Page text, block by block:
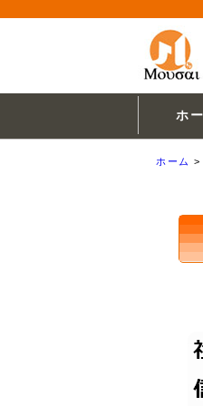
ホ
ホーム >